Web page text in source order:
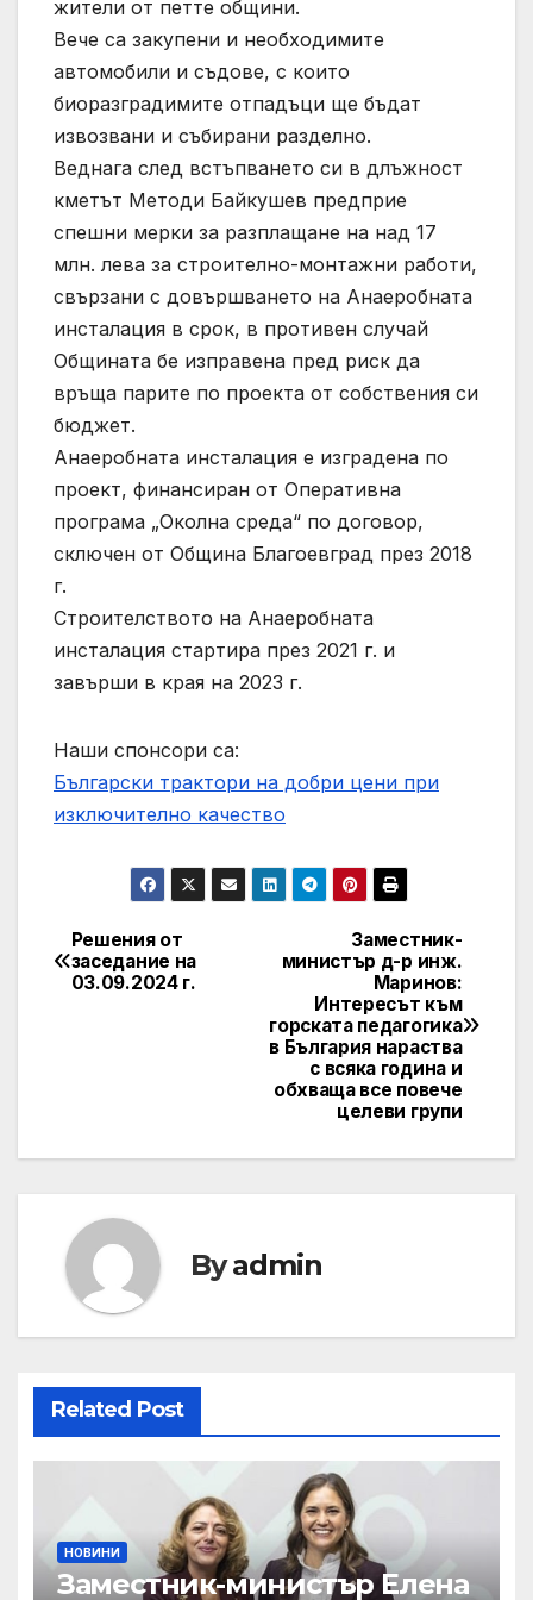
жители от петте общини.
Вече са закупени и необходимите
автомобили и съдове, с които
биоразградимите отпадъци ще бъдат
извозвани и събирани разделно.
Веднага след встъпването си в длъжност
кметът Методи Байкушев предприе
спешни мерки за разплащане на над 17
млн. лева за строително-монтажни работи,
свързани с довършването на Анаеробната
инсталация в срок, в противен случай
Общината бе изправена пред риск да
връща парите по проекта от собствения си
бюджет.
Анаеробната инсталация е изградена по
проект, финансиран от Оперативна
програма „Околна среда“ по договор,
сключен от Община Благоевград през 2018
г.
Строителството на Анаеробната
инсталация стартира през 2021 г. и
завърши в края на 2023 г.
Наши спонсори са:
Български трактори на добри цени при
изключително качество
Post
navigation
Заместник-
министър д-р инж.
Маринов:
Интересът към
горската педагогика
в България нараства
с всяка година и
обхваща все повече
целеви групи
Решения от
заседание на
03.09.2024 г.
Byadmin
Related Post
НОВИНИ
Заместник-министър Елена